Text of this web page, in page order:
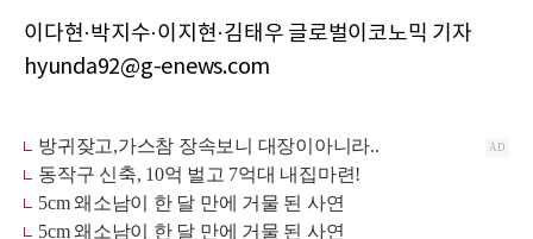
이다현·박지수·이지현·김태우 글로벌이코노믹 기자
hyunda92@g-enews.com